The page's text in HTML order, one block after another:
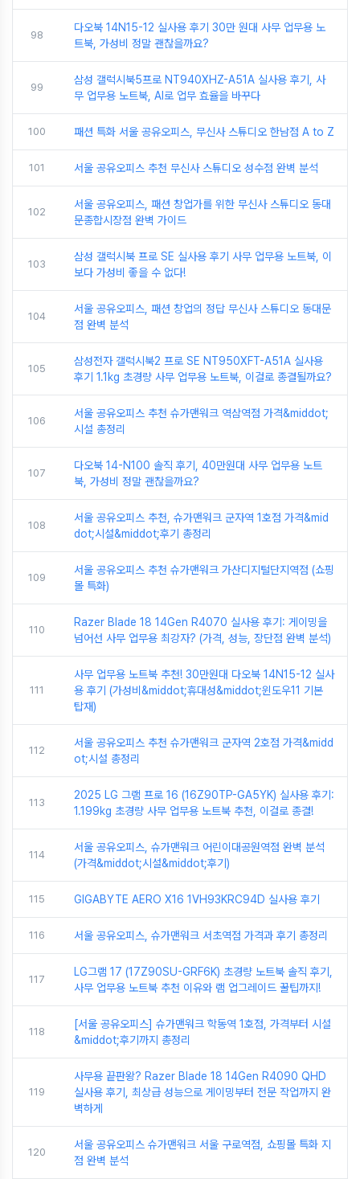
98
다오북 14N15-12 실사용 후기 30만 원대 사무 업무용 노
트북, 가성비 정말 괜찮을까요?
99
삼성 갤럭시북5프로 NT940XHZ-A51A 실사용 후기, 사
무 업무용 노트북, AI로 업무 효율을 바꾸다
100 패션 특화 서울 공유오피스, 무신사 스튜디오 한남점 A to Z
101 서울 공유오피스 추천 무신사 스튜디오 성수점 완벽 분석
102
서울 공유오피스, 패션 창업가를 위한 무신사 스튜디오 동대
문종합시장점 완벽 가이드
103
삼성 갤럭시북 프로 SE 실사용 후기 사무 업무용 노트북, 이
보다 가성비 좋을 수 없다!
104
서울 공유오피스, 패션 창업의 정답 무신사 스튜디오 동대문
점 완벽 분석
105
삼성전자 갤럭시북2 프로 SE NT950XFT-A51A 실사용
후기 1.1kg 초경량 사무 업무용 노트북, 이걸로 종결될까요?
106
서울 공유오피스 추천 슈가맨워크 역삼역점 가격&middot;
시설 총정리
107
다오북 14-N100 솔직 후기, 40만원대 사무 업무용 노트
북, 가성비 정말 괜찮을까요?
108
서울 공유오피스 추천, 슈가맨워크 군자역 1호점 가격&mid
dot;시설&middot;후기 총정리
109
서울 공유오피스 추천 슈가맨워크 가산디지털단지역점 (쇼핑
몰 특화)
110
Razer Blade 18 14Gen R4070 실사용 후기: 게이밍을
넘어선 사무 업무용 최강자? (가격, 성능, 장단점 완벽 분석)
111
사무 업무용 노트북 추천! 30만원대 다오북 14N15-12 실사
용 후기 (가성비&middot;휴대성&middot;윈도우11 기본
탑재)
112
서울 공유오피스 추천 슈가맨워크 군자역 2호점 가격&midd
ot;시설 총정리
113
2025 LG 그램 프로 16 (16Z90TP-GA5YK) 실사용 후기:
1.199kg 초경량 사무 업무용 노트북 추천, 이걸로 종결!
114
서울 공유오피스, 슈가맨워크 어린이대공원역점 완벽 분석
(가격&middot;시설&middot;후기)
115 GIGABYTE AERO X16 1VH93KRC94D 실사용 후기
116 서울 공유오피스, 슈가맨워크 서초역점 가격과 후기 총정리
117
LG그램 17 (17Z90SU-GRF6K) 초경량 노트북 솔직 후기,
사무 업무용 노트북 추천 이유와 램 업그레이드 꿀팁까지!
118
[서울 공유오피스] 슈가맨워크 학동역 1호점, 가격부터 시설
&middot;후기까지 총정리
119
사무용 끝판왕? Razer Blade 18 14Gen R4090 QHD
실사용 후기, 최상급 성능으로 게이밍부터 전문 작업까지 완
벽하게
120
서울 공유오피스 슈가맨워크 서울 구로역점, 쇼핑몰 특화 지
점 완벽 분석